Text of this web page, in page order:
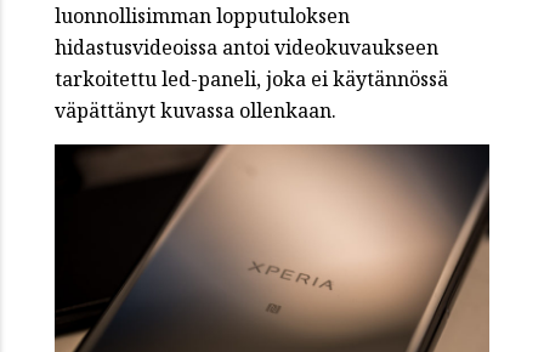
luonnollisimman lopputuloksen
hidastusvideoissa antoi videokuvaukseen
tarkoitettu led-paneli, joka ei käytännössä
väpättänyt kuvassa ollenkaan.